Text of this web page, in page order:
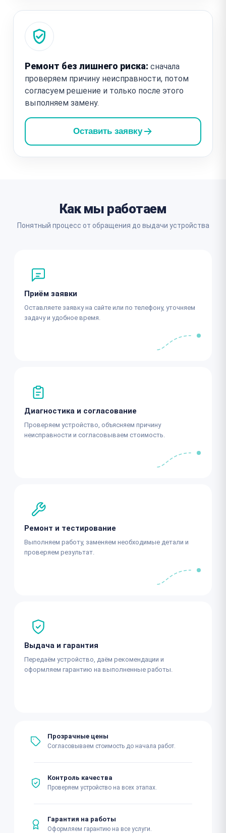
Ремонт без лишнего риска: сначала
проверяем причину неисправности, потом
согласуем решение и только после этого
выполняем замену.
Оставить заявку
Как мы работаем
Понятный процесс от обращения до выдачи устройства
Приём заявки
Оставляете заявку на сайте или по телефону, уточняем
задачу и удобное время.
Диагностика и согласование
Проверяем устройство, объясняем причину
неисправности и согласовываем стоимость.
Ремонт и тестирование
Выполняем работу, заменяем необходимые детали и
проверяем результат.
Выдача и гарантия
Передаём устройство, даём рекомендации и
оформляем гарантию на выполненные работы.
Прозрачные цены
Согласовываем стоимость до начала работ.
Контроль качества
Проверяем устройство на всех этапах.
Гарантия на работы
Оформляем гарантию на все услуги.